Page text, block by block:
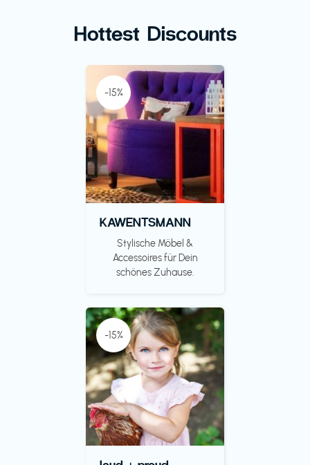
Hottest Discounts
-15%
KAWENTSMANN
Stylische Möbel &
Accessoires für Dein
schönes Zuhause.
-15%